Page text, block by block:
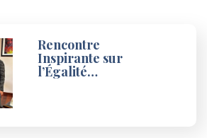
Rencontre
Inspirante sur
l’Égalité…